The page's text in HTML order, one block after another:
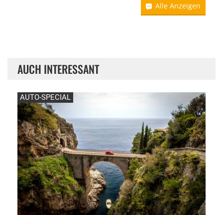
Alle Anzeigen
AUCH INTERESSANT
AUTO-SPECIAL